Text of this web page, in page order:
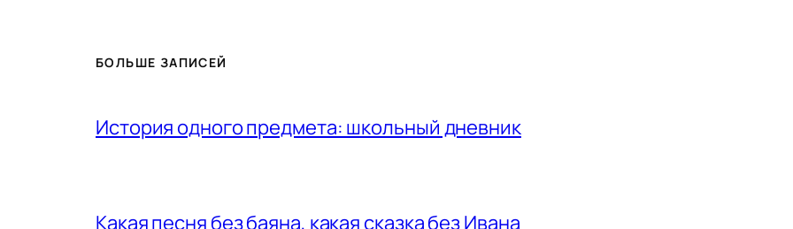
БОЛЬШЕ ЗАПИСЕЙ
История одного предмета: школьный дневник
Какая песня без баяна, какая сказка без Ивана